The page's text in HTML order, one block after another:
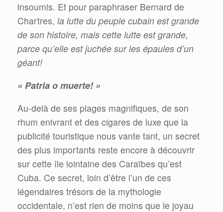
insoumis. Et pour paraphraser Bernard de
Chartres, la lutte du peuple cubain est grande
de son histoire, mais cette lutte est grande,
parce qu’elle est juchée sur les épaules d’un
géant!
« Patria o muerte! »
Au-delà de ses plages magnifiques, de son
rhum enivrant et des cigares de luxe que la
publicité touristique nous vante tant, un secret
des plus importants reste encore à découvrir
sur cette île lointaine des Caraïbes qu’est
Cuba. Ce secret, loin d’être l’un de ces
légendaires trésors de la mythologie
occidentale, n’est rien de moins que le joyau